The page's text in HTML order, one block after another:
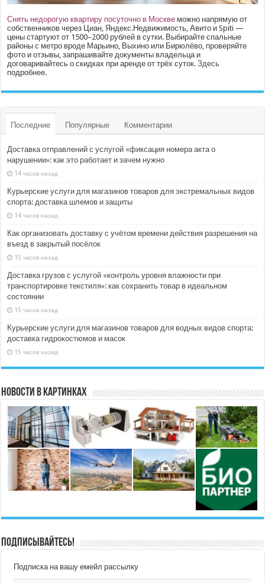
Снять недорогую квартиру посуточно в Москве можно напрямую от
собственников через Циан, Яндекс.Недвижимость, Авито и Spiti —
цены стартуют от 1500–2000 рублей в сутки. Выбирайте спальные
районы с метро вроде Марьино, Выхино или Бирюлёво, проверяйте
фото и отзывы, запрашивайте документы владельца и
договаривайтесь о скидках при аренде от трёх суток.Здесь
подробнее.
Последние Популярные Комментарии
Доставка отправлений с услугой «фиксация номера акта о
нарушении»: как это работает и зачем нужно
14 часов назад
Курьерские услуги для магазинов товаров для экстремальных видов
спорта: доставка шлемов и защиты
14 часов назад
Как организовать доставку с учётом времени действия разрешения на
въезд в закрытый посёлок
15 часов назад
Доставка грузов с услугой «контроль уровня влажности при
транспортировке текстиля»: как сохранить товар в идеальном
состоянии
15 часов назад
Курьерские услуги для магазинов товаров для водных видов спорта:
доставка гидрокостюмов и масок
15 часов назад
Новости в картинках
Подписывайтесь!
Подписка на вашу емейл рассылку